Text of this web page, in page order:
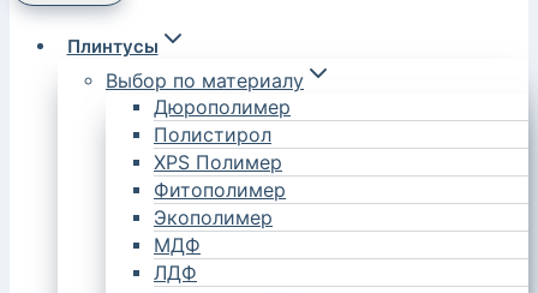
Плинтусы
Выбор по материалу
Дюрополимер
Полистирол
XPS Полимер
Фитополимер
Экополимер
МДФ
ЛДФ